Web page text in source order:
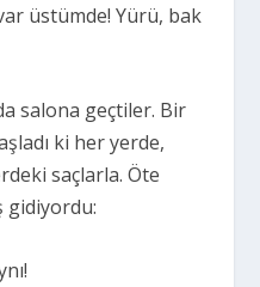
üstümde! Yürü, bak
salona geçtiler. Bir
ki her yerde,
saçlarla. Öte